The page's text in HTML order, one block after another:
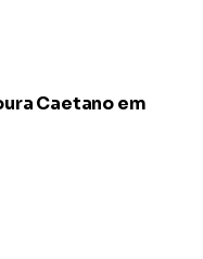
Caetano em